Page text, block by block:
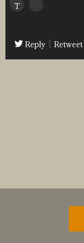
T
Reply Retweet